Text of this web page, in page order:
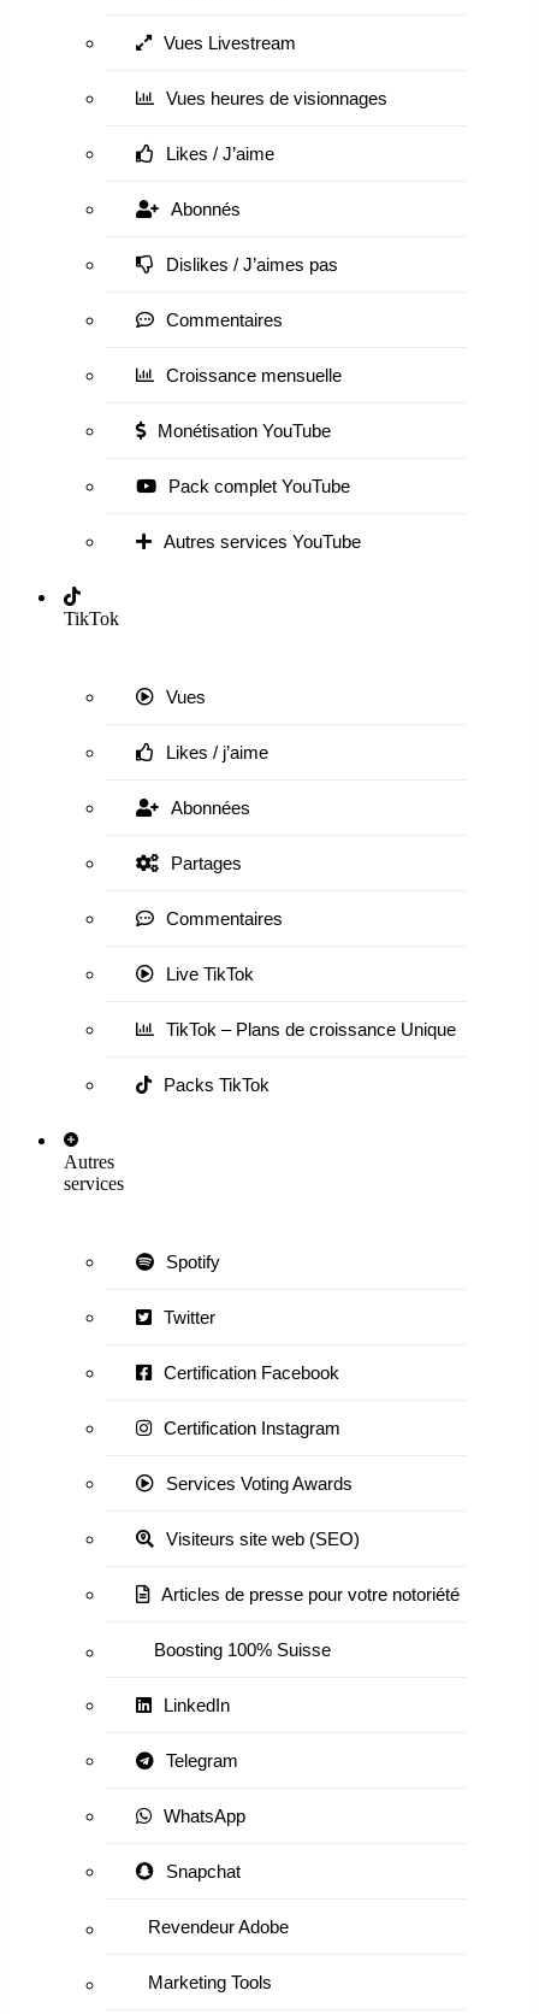
Vues Livestream
Vues heures de visionnages
Likes / J’aime
Abonnés
Dislikes / J’aimes pas
Commentaires
Croissance mensuelle
Monétisation YouTube
Pack complet YouTube
Autres services YouTube
TikTok
Vues
Likes / j’aime
Abonnées
Partages
Commentaires
Live TikTok
TikTok – Plans de croissance Unique
Packs TikTok
Autres
services
Spotify
Twitter
Certification Facebook
Certification Instagram
Services Voting Awards
Visiteurs site web (SEO)
Articles de presse pour votre notoriété
Boosting 100% Suisse
LinkedIn
Telegram
WhatsApp
Snapchat
Revendeur Adobe
Marketing Tools